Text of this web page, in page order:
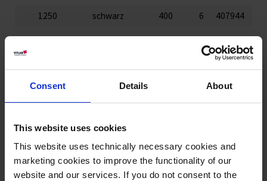
Consent Details About
This website uses cookies
This website uses technically necessary cookies and
marketing cookies to improve the functionality of our
website and our services. If you do not consent to the
1250
schwarz 400 6 407944
Downloads für dieses Produkt
(ultramarinblau)
Konformitätserklärungen | pdf | 332 KB
Download